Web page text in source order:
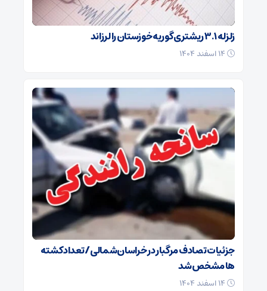
زلزله ۳.۱ ریشتری گوریه خوزستان را لرزاند
جزئیات تصادف مرگبار در خراسان‌شمالی/ تعداد کشته
ها مشخص شد